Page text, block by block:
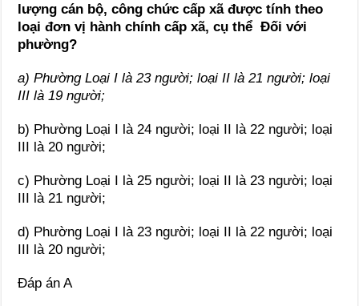
lượng cán bộ, công chức cấp xã được tính theo
loại đơn vị hành chính cấp xã, cụ thể Đối với
phường?
a) Phường Loại I là 23 người; loại II là 21 người; loại
III là 19 người;
b) Phường Loại I là 24 người; loại II là 22 người; loại
III là 20 người;
c) Phường Loại I là 25 người; loại II là 23 người; loại
III là 21 người;
d) Phường Loại I là 23 người; loại II là 22 người; loại
III là 20 người;
Đáp án A